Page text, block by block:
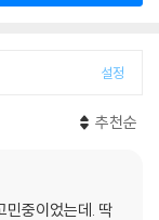
설정
추천순
민중이었는데. 딱